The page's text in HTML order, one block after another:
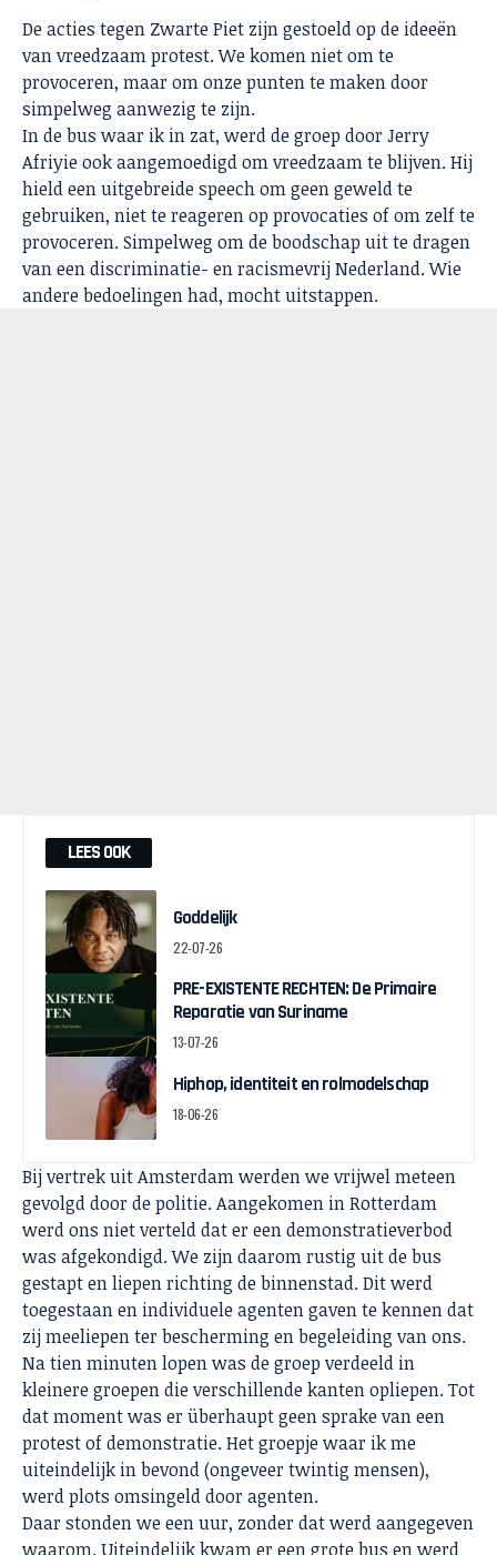
De acties tegen Zwarte Piet zijn gestoeld op de ideeën
van vreedzaam protest. We komen niet om te
provoceren, maar om onze punten te maken door
simpelweg aanwezig te zijn.
In de bus waar ik in zat, werd de groep door Jerry
Afriyie ook aangemoedigd om vreedzaam te blijven. Hij
hield een uitgebreide speech om geen geweld te
gebruiken, niet te reageren op provocaties of om zelf te
provoceren. Simpelweg om de boodschap uit te dragen
van een discriminatie- en racismevrij Nederland. Wie
andere bedoelingen had, mocht uitstappen.
LEES OOK
Goddelijk
22-07-26
PRE-EXISTENTE RECHTEN: De Primaire
Reparatie van Suriname
13-07-26
Hiphop, identiteit en rolmodelschap
18-06-26
Bij vertrek uit Amsterdam werden we vrijwel meteen
gevolgd door de politie. Aangekomen in Rotterdam
werd ons niet verteld dat er een demonstratieverbod
was afgekondigd. We zijn daarom rustig uit de bus
gestapt en liepen richting de binnenstad. Dit werd
toegestaan en individuele agenten gaven te kennen dat
zij meeliepen ter bescherming en begeleiding van ons.
Na tien minuten lopen was de groep verdeeld in
kleinere groepen die verschillende kanten opliepen. Tot
dat moment was er überhaupt geen sprake van een
protest of demonstratie. Het groepje waar ik me
uiteindelijk in bevond (ongeveer twintig mensen),
werd plots omsingeld door agenten.
Daar stonden we een uur, zonder dat werd aangegeven
waarom. Uiteindelijk kwam er een grote bus en werd